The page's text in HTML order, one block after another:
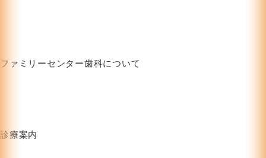
ファミリーセンター歯科について
診療案内